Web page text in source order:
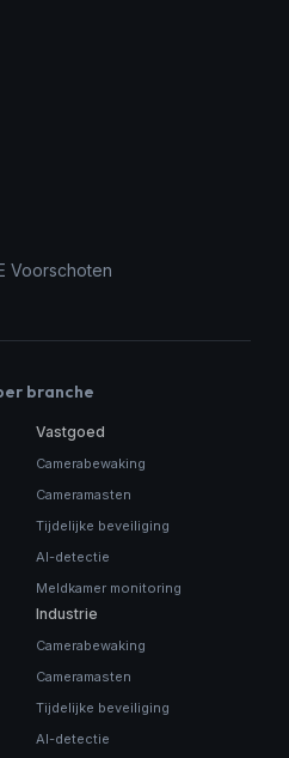
Voorschoten
branche
Vastgoed
Camerabewaking
Cameramasten
Tijdelijke beveiliging
AI-detectie
Meldkamer monitoring
Industrie
Camerabewaking
Cameramasten
Tijdelijke beveiliging
AI-detectie